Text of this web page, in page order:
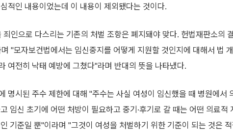
적인 내용이었는데 이 내용이 제외됐다는 것이다.
인으로 다스리는 기존의 처벌 조항은 폐지돼야 맞다. 헌법재판소의
"모자보건법에서는 임신중지를 어떻게 지원할 것인지에 대해서 법
여전히 낙태 예방에 그쳤다"라며 반대의 뜻을 나타냈다.
명시된 주수 제한에 대해 "주수는 사실 여성이 임신했을 때 병원에서
임신 초기에 어떤 처방이 필요하고 중기·후기로 갈 때는 어떤 의료적
기준일 뿐"이라며 "그것이 여성을 처벌하기 위한 기준이 되는 것은